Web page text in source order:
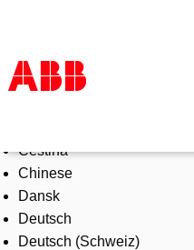
Products & Solutions
Industries
Services
About us
Where to buy
Čeština
Chinese
Dansk
Deutsch
Deutsch (Schweiz)